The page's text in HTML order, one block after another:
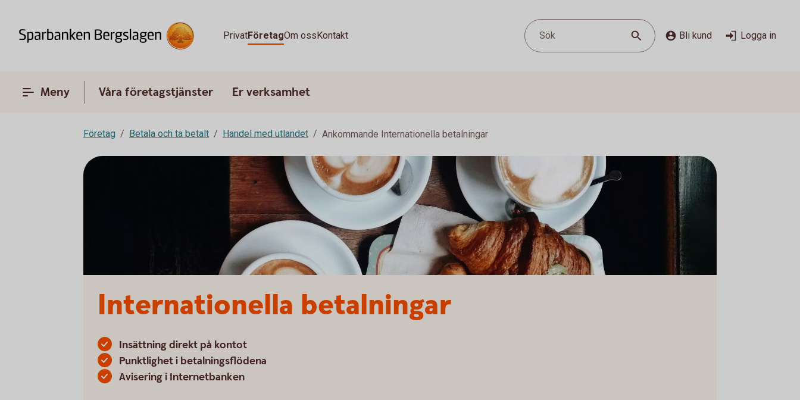
PrivatFöretagOm ossKontakt Sök Bli kund Logga in
Meny Våra företagstjänster Er verksamhet
Företag Betala och ta betalt Handel med utlandet Ankommande Internationella betalningar
Internationella betalningar
Insättning direkt på kontot
Punktlighet i betalningsflödena
Avisering i Internetbanken